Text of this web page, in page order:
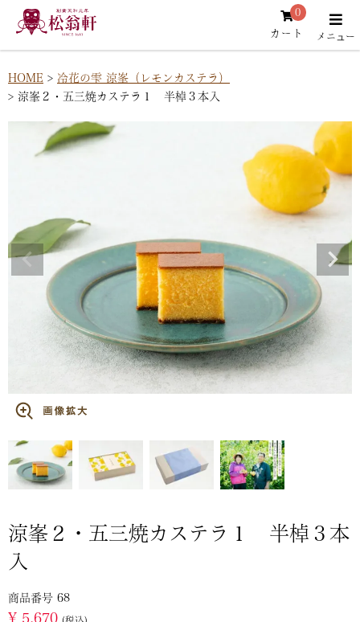
カート
0
HOME
冷花の雫 涼峯（レモンカステラ）
涼峯２・五三焼カステラ１ 半棹３本入
涼峯２・五三焼カステラ１ 半棹３本
入
商品番号 68
¥ 5,670